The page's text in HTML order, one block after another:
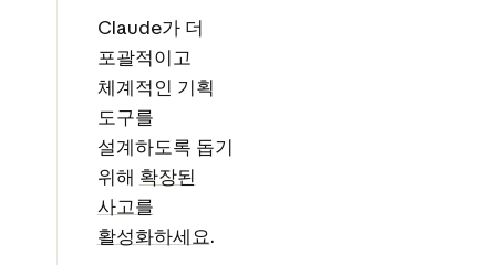
Claude가 더
포괄적이고
체계적인 기획
도구를
설계하도록 돕기
위해 확장된
사고를
활성화하세요.